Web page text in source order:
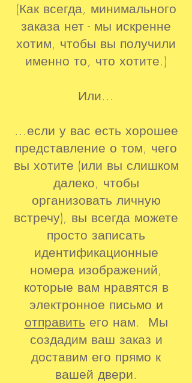
(Как всегда, минимального
заказа нет - мы искренне
хотим, чтобы вы получили
именно то, что хотите.)
Или...
...если у вас есть хорошее
представление о том, чего
вы хотите (или вы слишком
далеко, чтобы
организовать личную
встречу), вы всегда можете
просто записать
идентификационные
номера изображений,
которые вам нравятся в
электронное письмо и
отправить его нам. Мы
создадим ваш заказ и
доставим его прямо к
вашей двери.